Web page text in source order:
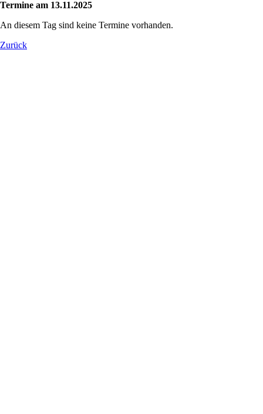
Termine am 13.11.2025
An diesem Tag sind keine Termine vorhanden.
Zurück